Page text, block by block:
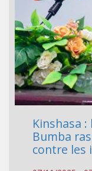
Kinshasa
Bumba
contre les